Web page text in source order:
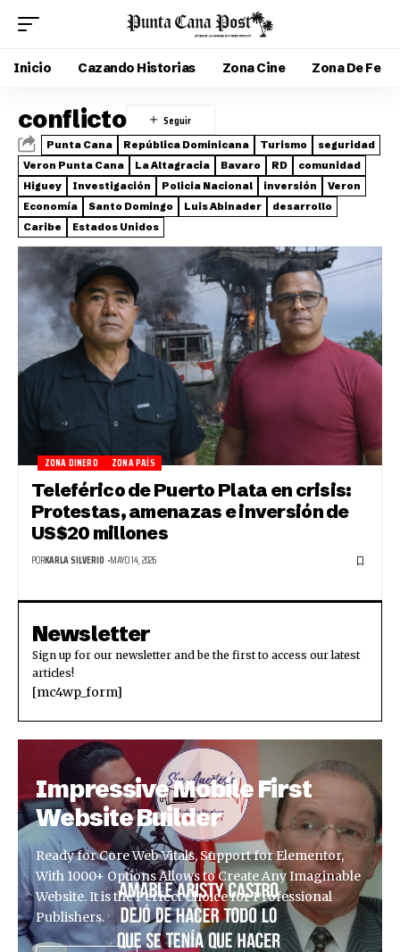
Inicio Cazando Historias Zona Cine Zona De Fe
conflicto
Punta Cana República Dominicana Turismo
seguridad
Veron Punta Cana
La Altagracia Bavaro RD
comunidad
Higuey
Investigación Policia Nacional inversión
Veron
Economía
Santo Domingo Luis Abinader
desarrollo
Caribe
Estados Unidos
ZONA DINERO ZONA PAÍS
Teleférico de Puerto Plata en crisis:
Protestas, amenazas e inversión de
US$20 millones
PORKARLA SILVERIO MAYO 14, 2026
Newsletter
Sign up for our newsletter and be the first to access our latest
articles!
[mc4wp_form]
Impressive Mobile First
Website Builder
Ready for Core Web Vitals, Support for Elementor,
With 1000+ Options Allows to Create Any Imaginable
Website. It is the Perfect Choice for Professional
Publishers.